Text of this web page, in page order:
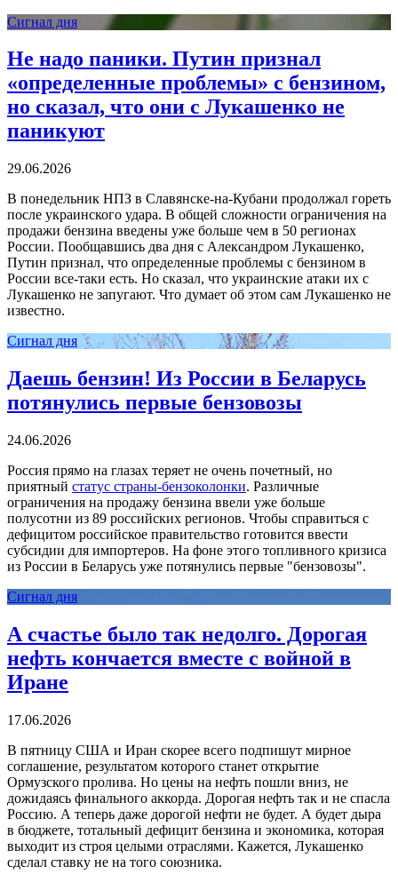
Сигнал дня
Не надо паники. Путин признал
«определенные проблемы» с бензином,
но сказал, что они с Лукашенко не
паникуют
29.06.2026
В понедельник НПЗ в Славянске-на-Кубани продолжал гореть
после украинского удара. В общей сложности ограничения на
продажи бензина введены уже больше чем в 50 регионах
России. Пообщавшись два дня с Александром Лукашенко,
Путин признал, что определенные проблемы с бензином в
России все-таки есть. Но сказал, что украинские атаки их с
Лукашенко не запугают. Что думает об этом сам Лукашенко не
известно.
Сигнал дня
Даешь бензин! Из России в Беларусь
потянулись первые бензовозы
24.06.2026
Россия прямо на глазах теряет не очень почетный, но
приятный статус страны-бензоколонки. Различные
ограничения на продажу бензина ввели уже больше
полусотни из 89 российских регионов. Чтобы справиться с
дефицитом российское правительство готовится ввести
субсидии для импортеров. На фоне этого топливного кризиса
из России в Беларусь уже потянулись первые "бензовозы".
Сигнал дня
А счастье было так недолго. Дорогая
нефть кончается вместе с войной в
Иране
17.06.2026
В пятницу США и Иран скорее всего подпишут мирное
соглашение, результатом которого станет открытие
Ормузского пролива. Но цены на нефть пошли вниз, не
дожидаясь финального аккорда. Дорогая нефть так и не спасла
Россию. А теперь даже дорогой нефти не будет. А будет дыра
в бюджете, тотальный дефицит бензина и экономика, которая
выходит из строя целыми отраслями. Кажется, Лукашенко
сделал ставку не на того союзника.